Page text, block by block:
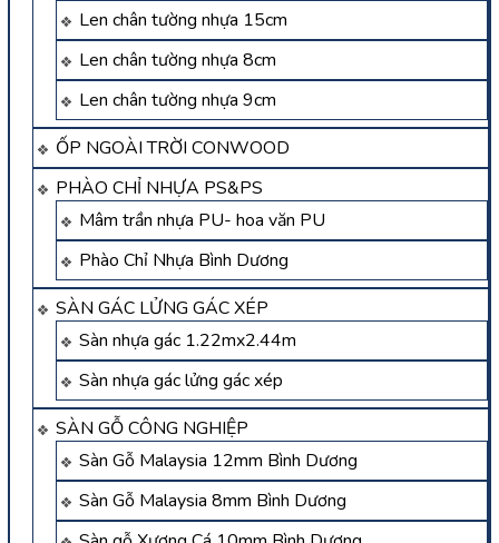
Len chân tường nhựa 15cm
Len chân tường nhựa 8cm
Len chân tường nhựa 9cm
ỐP NGOÀI TRỜI CONWOOD
PHÀO CHỈ NHỰA PS&PS
Mâm trần nhựa PU- hoa văn PU
Phào Chỉ Nhựa Bình Dương
SÀN GÁC LỬNG GÁC XÉP
Sàn nhựa gác 1.22mx2.44m
Sàn nhựa gác lửng gác xép
SÀN GỖ CÔNG NGHIỆP
Sàn Gỗ Malaysia 12mm Bình Dương
Sàn Gỗ Malaysia 8mm Bình Dương